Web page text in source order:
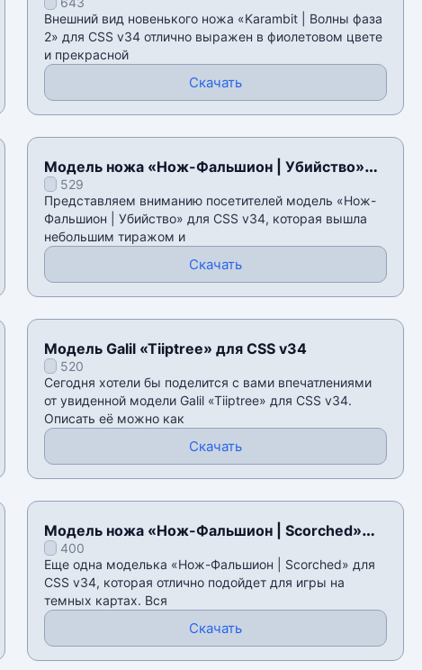
CSS v34
Внешний вид новенького ножа «Karambit | Волны фаза
2» для CSS v34 отлично выражен в фиолетовом цвете
и прекрасной
Скачать
Модель ножа «Нож-Фальшион | Убийство»
для CSS v34
529
Представляем вниманию посетителей модель «Нож-
Фальшион | Убийство» для CSS v34, которая вышла
небольшим тиражом и
Скачать
Модель Galil «Tiiptree» для CSS v34
520
Сегодня хотели бы поделится с вами впечатлениями
от увиденной модели Galil «Tiiptree» для CSS v34.
Описать её можно как
Скачать
Модель ножа «Нож-Фальшион | Scorched»
для CSS v34
400
Еще одна моделька «Нож-Фальшион | Scorched» для
CSS v34, которая отлично подойдет для игры на
темных картах. Вся
Скачать